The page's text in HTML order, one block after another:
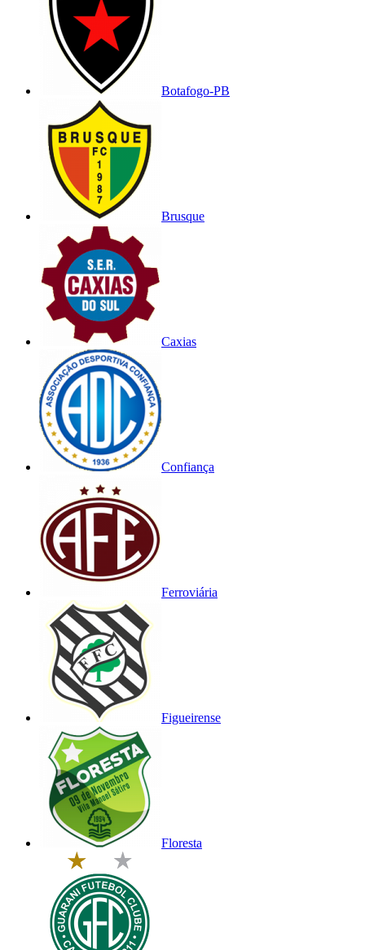
Botafogo-PB
Brusque
Caxias
Confiança
Ferroviária
Figueirense
Floresta